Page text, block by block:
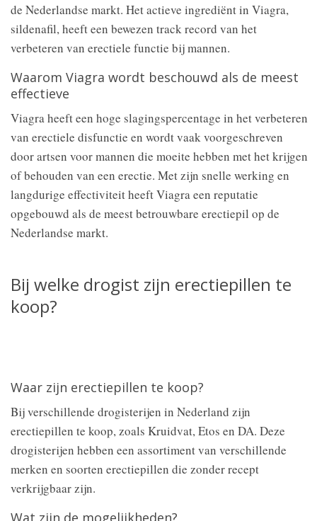
de Nederlandse markt. Het actieve ingrediënt in Viagra,
sildenafil, heeft een bewezen track record van het
verbeteren van erectiele functie bij mannen.
Waarom Viagra wordt beschouwd als de meest
effectieve
Viagra heeft een hoge slagingspercentage in het verbeteren
van erectiele disfunctie en wordt vaak voorgeschreven
door artsen voor mannen die moeite hebben met het krijgen
of behouden van een erectie. Met zijn snelle werking en
langdurige effectiviteit heeft Viagra een reputatie
opgebouwd als de meest betrouwbare erectiepil op de
Nederlandse markt.
Bij welke drogist zijn erectiepillen te
koop?
Waar zijn erectiepillen te koop?
Bij verschillende drogisterijen in Nederland zijn
erectiepillen te koop, zoals Kruidvat, Etos en DA. Deze
drogisterijen hebben een assortiment van verschillende
merken en soorten erectiepillen die zonder recept
verkrijgbaar zijn.
Wat zijn de mogelijkheden?